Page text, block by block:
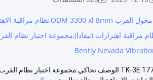
Bently Nevada